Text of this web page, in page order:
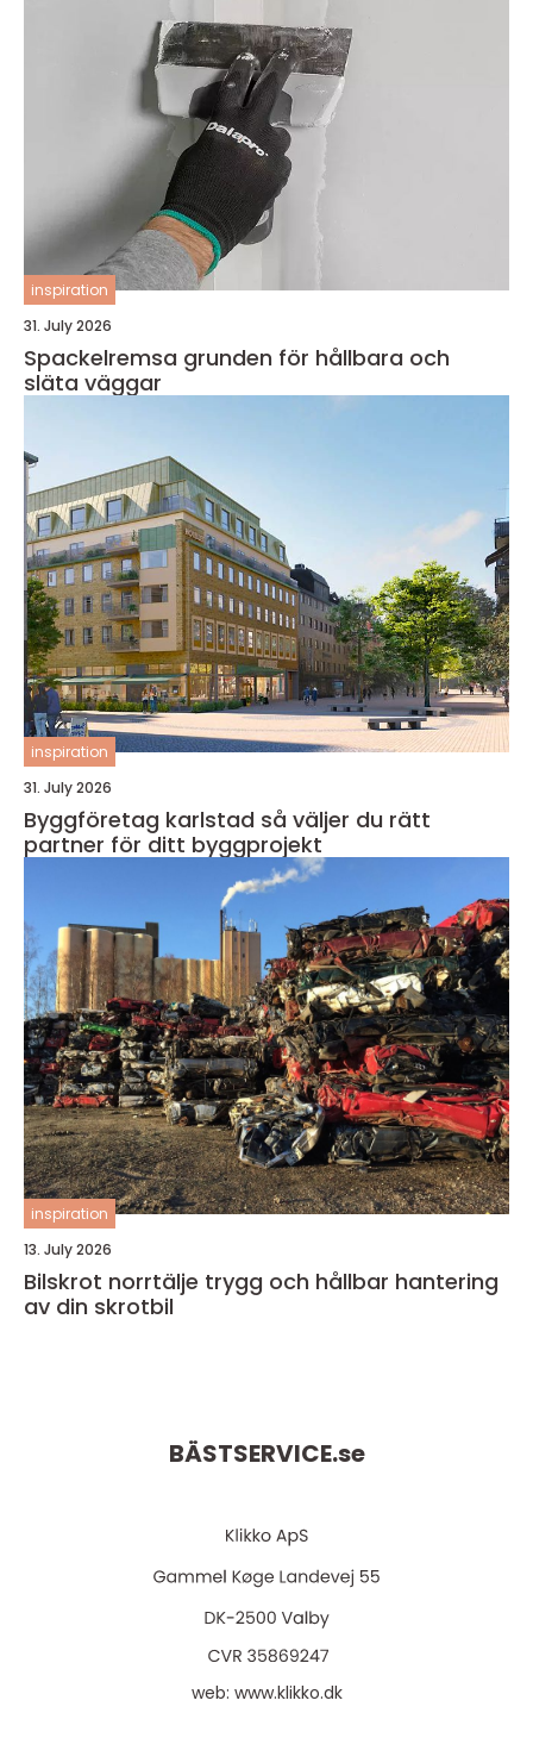
inspiration
31. July 2026
Spackelremsa grunden för hållbara och
släta väggar
inspiration
31. July 2026
Byggföretag karlstad så väljer du rätt
partner för ditt byggprojekt
inspiration
13. July 2026
Bilskrot norrtälje trygg och hållbar hantering
av din skrotbil
BÄSTSERVICE.se
web: www.klikko.dk